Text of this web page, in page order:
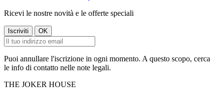
Ricevi le nostre novità e le offerte speciali
Puoi annullare l'iscrizione in ogni momento. A questo scopo, cerca
le info di contatto nelle note legali.
THE JOKER HOUSE